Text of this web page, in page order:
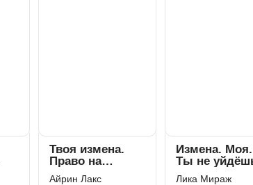
Твоя измена.
Право на
отцовство
Айрин Лакс
Измена. Моя.
Ты не
Лика Мираж